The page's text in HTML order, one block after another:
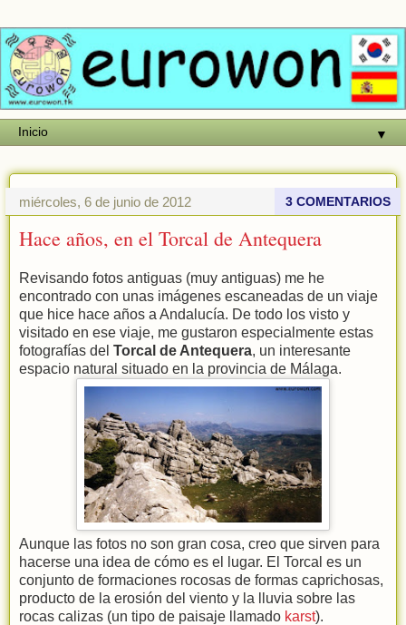
▼
miércoles, 6 de junio de 2012 3 COMENTARIOS
Hace años, en el Torcal de Antequera
Revisando fotos antiguas (muy antiguas) me he
encontrado con unas imágenes escaneadas de un viaje
que hice hace años a Andalucía. De todo los visto y
visitado en ese viaje, me gustaron especialmente estas
fotografías del Torcal de Antequera, un interesante
espacio natural situado en la provincia de Málaga.
Aunque las fotos no son gran cosa, creo que sirven para
hacerse una idea de cómo es el lugar. El Torcal es un
conjunto de formaciones rocosas de formas caprichosas,
producto de la erosión del viento y la lluvia sobre las
rocas calizas (un tipo de paisaje llamado karst).